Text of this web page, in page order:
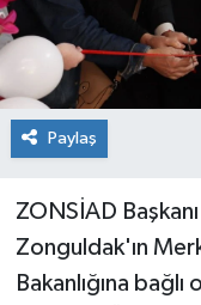
Paylaş
ZONSİAD
Zonguldak'ın
Bakanlığına